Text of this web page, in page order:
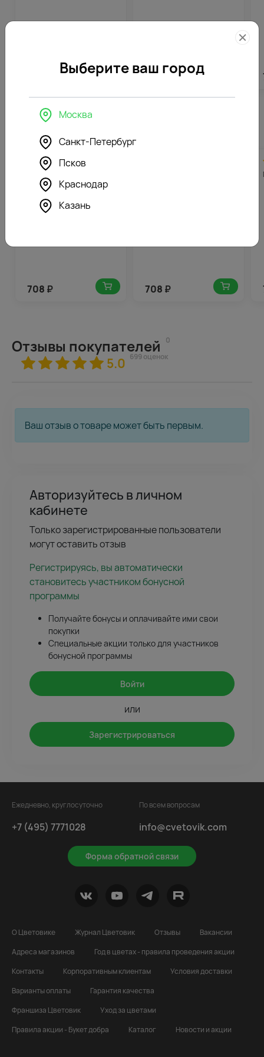
3896 ₽
Похожие товары
5.0(464)
708 ₽ 708 ₽
Отзывы покупателей 0
5.0 699 оценок
Ваш отзыв о товаре может быть первым.
Авторизуйтесь в личном
кабинете
Только зарегистрированные пользователи
могут оставить отзыв
Регистрируясь, вы автоматически
становитесь участником бонусной
программы
Получайте бонусы и оплачивайте ими свои
покупки
Специальные акции только для участников
бонусной программы
Войти
или
Зарегистрироваться
Ежедневно, круглосуточно
+7 (495) 7771028
Форма обратной связи
По всем вопросам
info@cvetovik.com
О Цветовике Журнал Цветовик Отзывы
Вакансии
Адреса магазинов
Год в цветах - правила проведения акции
Контакты
Корпоративным клиентам
Условия доставки
Варианты оплаты
Гарантия качества
Франшиза Цветовик
Уход за цветами
Правила акции - Букет добра
Каталог Новости и акции
Выберите ваш город
Москва
Санкт-Петербург
Псков
Краснодар
Казань